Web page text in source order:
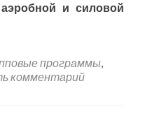
и силовой
программы,
комментарий